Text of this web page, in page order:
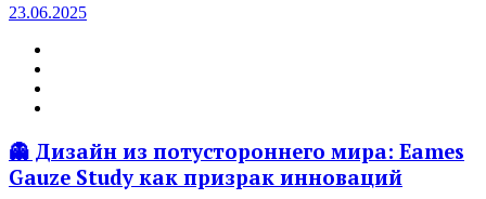
23.06.2025
👻 Дизайн из потустороннего мира: Eames
Gauze Study как призрак инноваций